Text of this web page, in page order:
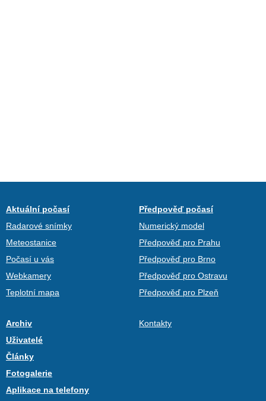
Aktuální počasí
Radarové snímky
Meteostanice
Počasí u vás
Webkamery
Teplotní mapa
Předpověď počasí
Numerický model
Předpověď pro Prahu
Předpověď pro Brno
Předpověď pro Ostravu
Předpověď pro Plzeň
Archiv
Uživatelé
Články
Fotogalerie
Aplikace na telefony
Kontakty